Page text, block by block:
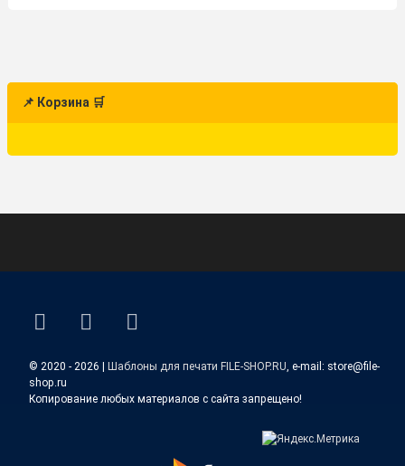
📌 Корзина 🛒
ВКонтакте
YouTube
E-mail
© 2020 - 2026 | Шаблоны для печати FILE-SHOP.RU , e-mail: store@file-
shop.ru
Копирование любых материалов с сайта запрещено!